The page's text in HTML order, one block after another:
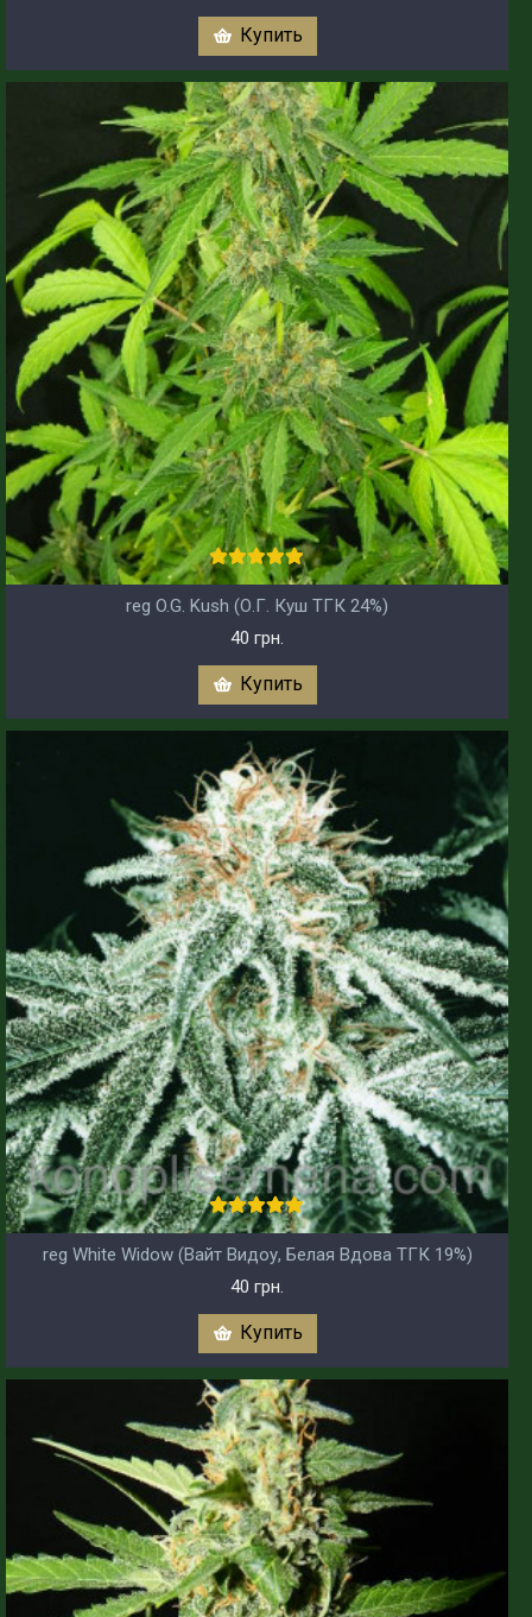
Купить
reg O.G. Kush (О.Г. Куш ТГК 24%)
40 грн.
Купить
reg White Widow (Вайт Видоу, Белая Вдова ТГК 19%)
40 грн.
Купить